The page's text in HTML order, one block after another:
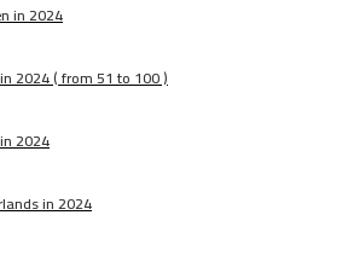
in 2024
2024 ( from 51 to 100 )
2024
in 2024